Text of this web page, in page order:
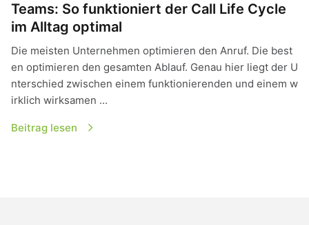
Teams: So funktioniert der Call Life Cycle
im Alltag optimal
Die meisten Unternehmen optimieren den Anruf. Die best
en optimieren den gesamten Ablauf. Genau hier liegt der U
nterschied zwischen einem funktionierenden und einem w
irklich wirksamen ...
Beitrag lesen